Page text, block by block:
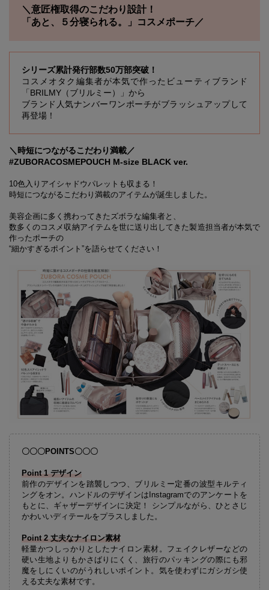
＼意匠権取得のこだわり設計！
「あと、５分寝られる。」コスメポーチ／
シリーズ累計発行部数50万部突破！
コスメオタク編集者が本気で作ったビューティブランド
「BRILMY（ブリルミー）」から
ブランド人気ナンバーワンポーチがブラッシュアップして
再登場！
＼時短につながるこだわり満載／
#ZUBORACOSMEPOUCH M-size BLACK ver.
10色入りアイシャドウパレットも収まる！
時短につながるこだわり満載のアイテムが誕生しました。
美容企画に多く携わってきたズボラな編集者と、
数多くのコスメ収納アイテムを世に送り出してきた製造担当者が本気で
作ったポーチの
“細かすぎるポイント”を語らせてください！
〇〇〇POINTS〇〇〇
Point 1 デザイン
前作のデザインを踏襲しつつ、ブリルミー定番の波型キルティ
ングをオン。ハンドルのデザインはInstagramでのアンケートを
もとに、ギャザーデザインに決定！ シンプルながら、ひとさじ
かわいいディテールをプラスしました。
Point 2 丈夫なナイロン素材
軽量かつしっかりとしたナイロン素材。フェイクレザーなどの
硬い生地よりもかさばりにくく、旅行のパッキングの際にも邪
魔をしにくいのがうれしいポイント。気を使わずにガシガシ使
える丈夫な素材です。